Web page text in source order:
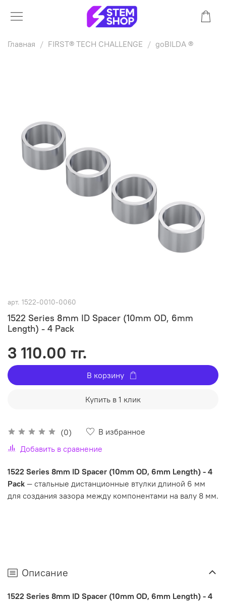
Главная FIRST® TECH CHALLENGE goBILDA ®
арт. 1522-0010-0060
1522 Series 8mm ID Spacer (10mm OD, 6mm
Length) - 4 Pack
(0)
В избранное
Добавить в сравнение
3 110.00 тг.
В корзину
Купить в 1 клик
1522 Series 8mm ID Spacer (10mm OD, 6mm Length) - 4
Pack — стальные дистанционные втулки длиной 6 мм
для создания зазора между компонентами на валу 8 мм.
Описание
1522 Series 8mm ID Spacer (10mm OD, 6mm Length) - 4